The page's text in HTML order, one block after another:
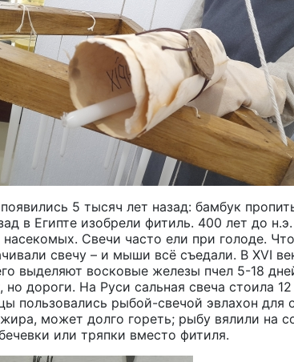
5 тысяч лет назад: бамбук
в Египте изобрели фитиль. 400 лет до
насекомых. Свечи часто ели при голоде.
свечу – и мыши всё съедали. В XVI
выделяют восковые железы пчел 5-18
но дороги. На Руси сальная свеча стоила
пользовались рыбой-свечой эвлахон
может долго гореть; рыбу вялили на
или тряпки вместо фитиля.